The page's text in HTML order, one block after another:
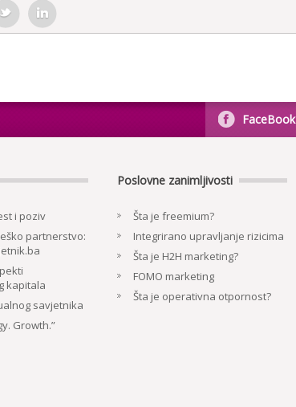
FaceBook
i poziv
partnerstvo:
kapitala
savjetnika
Growth.”
Poslovne zanimljivosti
Šta je freemium?
Integrirano upravljanje rizicima
Šta je H2H marketing?
FOMO marketing
Šta je operativna otpornost?